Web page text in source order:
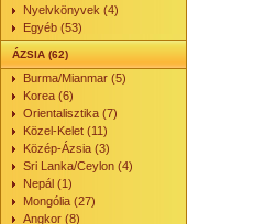
Nyelvkönyvek (4)
Egyéb (53)
ÁZSIA (62)
Burma/Mianmar (5)
Korea (6)
Orientalisztika (7)
Közel-Kelet (11)
Közép-Ázsia (3)
Sri Lanka/Ceylon (4)
Nepál (1)
Mongólia (27)
Angkor (8)